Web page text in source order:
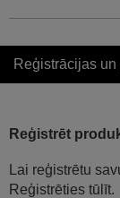
Reģistrācijas
Reģistrēt
Lai reģistrētu
Reģistrēties tūlīt.